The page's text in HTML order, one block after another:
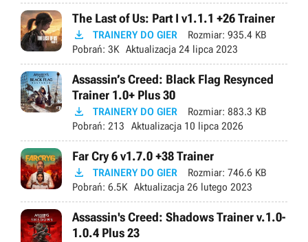
The Last of Us: Part I v1.1.1 +26 Trainer
 TRAINERY DO GIER Rozmiar: 935.4 KB
Pobrań: 3K Aktualizacja 24 lipca 2023
Assassin’s Creed: Black Flag Resynced
Trainer 1.0+ Plus 30
 TRAINERY DO GIER Rozmiar: 883.3 KB
Pobrań: 213 Aktualizacja 10 lipca 2026
Far Cry 6 v1.7.0 +38 Trainer
 TRAINERY DO GIER Rozmiar: 746.6 KB
Pobrań: 6.5K Aktualizacja 26 lutego 2023
Assassin's Creed: Shadows Trainer v.1.0-
1.0.4 Plus 23